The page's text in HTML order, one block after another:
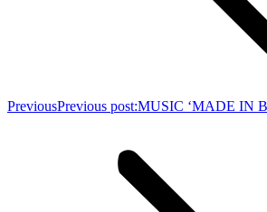
PreviousPrevious post:MUSIC ‘MADE IN